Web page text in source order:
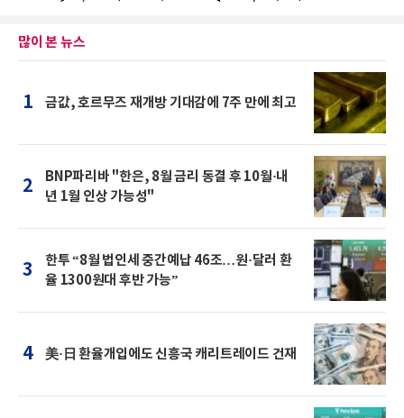
많이 본 뉴스
1 금값, 호르무즈 재개방 기대감에 7주 만에 최고
2
BNP파리바 "한은, 8월 금리 동결 후 10월·내
년 1월 인상 가능성"
3
한투 “8월 법인세 중간예납 46조…원·달러 환
율 1300원대 후반 가능”
4 美·日 환율개입에도 신흥국 캐리트레이드 건재